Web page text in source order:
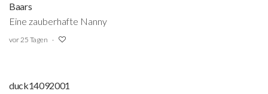
Baars
Eine zauberhafte Nanny
vor 25 Tagen
duck14092001